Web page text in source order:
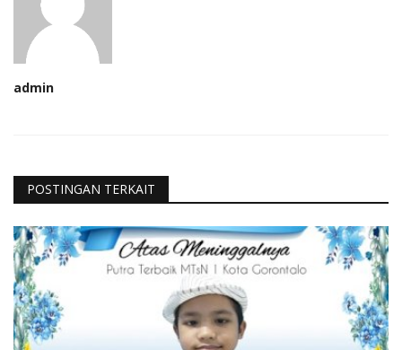
admin
POSTINGAN TERKAIT